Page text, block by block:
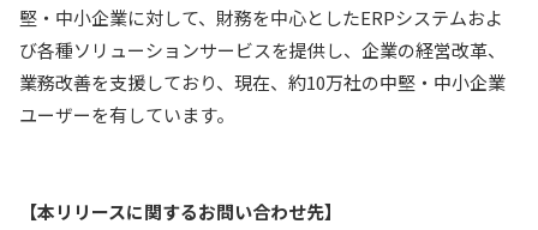
堅・中小企業に対して、財務を中心としたERPシステムおよ
び各種ソリューションサービスを提供し、企業の経営改革、
業務改善を支援しており、現在、約10万社の中堅・中小企業
ユーザーを有しています。
【本リリースに関するお問い合わせ先】